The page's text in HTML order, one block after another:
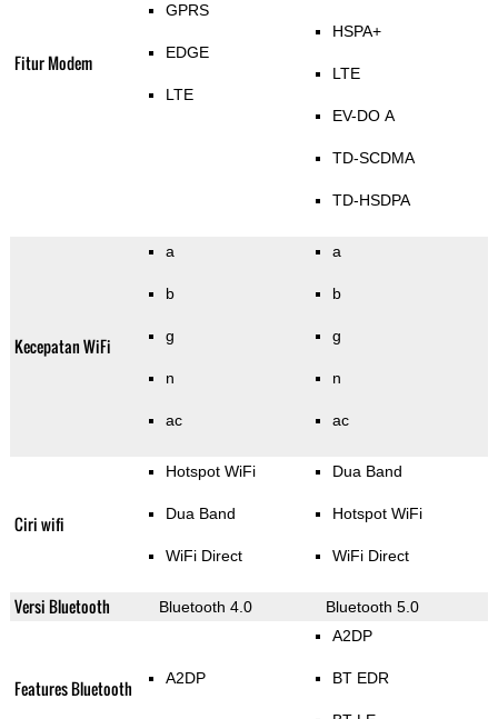
Fitur Modem
GPRS
EDGE
LTE
HSPA+
LTE
EV-DO A
TD-SCDMA
TD-HSDPA
Kecepatan WiFi
a
b
g
n
ac
a
b
g
n
ac
Ciri wifi
Hotspot WiFi
Dua Band
WiFi Direct
Dua Band
Hotspot WiFi
WiFi Direct
Versi Bluetooth Bluetooth 4.0 Bluetooth 5.0
Features Bluetooth A2DP
A2DP
BT EDR